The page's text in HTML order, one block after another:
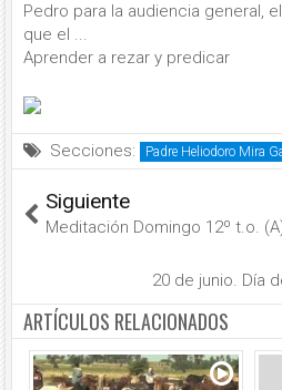
Pedro para la audiencia general,
que el ...
Aprender a rezar y predicar
Secciones: Padre Heliodoro Mira
Siguiente
Meditación Domingo 12º t.o.
20 de junio. Día
ARTÍCULOS RELACIONADOS